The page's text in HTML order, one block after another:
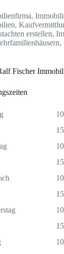
erstellen,
Fischer